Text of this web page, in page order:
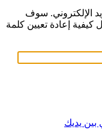
الإلكتروني. سوف
كيفية إعادة تعيين كلمة
بين يديك